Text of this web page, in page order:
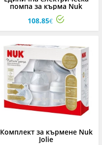
помпа за кърма Nuk
Perfect Match Soft & Easy
108.85€
Комплект за кърмене Nuk
Jolie